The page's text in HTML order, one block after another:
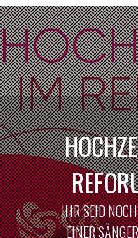
IHR SEID
EINER